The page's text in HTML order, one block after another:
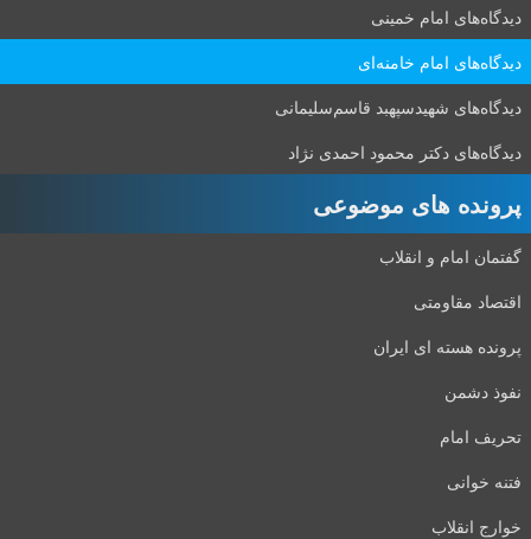
دیدگاه‌های امام خمینی
دیدگاه‌های امام خامنه‌ای
دیدگاه‌های شهید‌سپهبد قاسم‌سلیمانی
دیدگاه‌های دکتر محمود احمدی نژاد
پرونده های موضوعی
گفتمان امام و انقلاب
اقتصاد مقاومتی
پرونده هسته ای ایران
نفوذ دشمن
تحریف امام
فتنه خوانی
خوارج انقلاب